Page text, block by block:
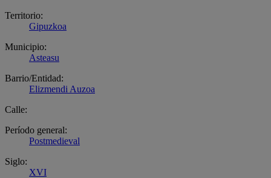
Territorio:
Gipuzkoa
Municipio:
Asteasu
Barrio/Entidad:
Elizmendi Auzoa
Calle:
Período general:
Postmedieval
Siglo:
XVI